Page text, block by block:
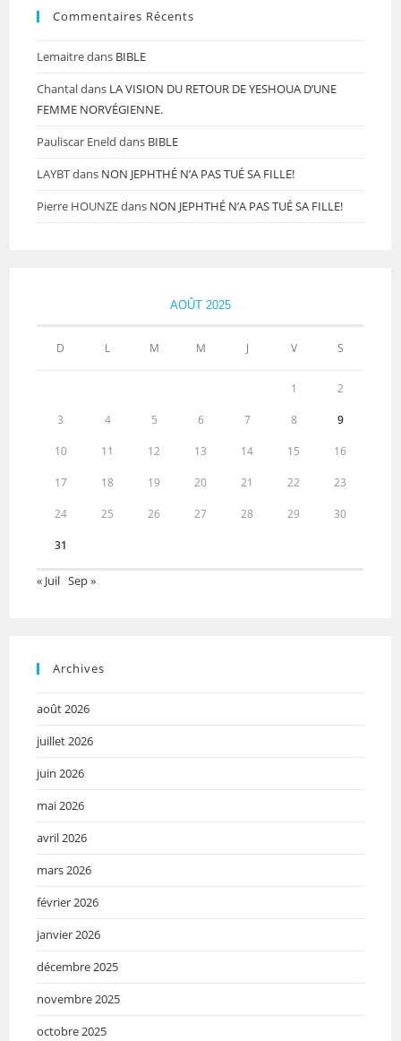
Commentaires Récents
Lemaitredans BIBLE
Chantaldans LA VISION DU RETOUR DE YESHOUA D’UNE
FEMME NORVÉGIENNE.
Pauliscar Eneld dans BIBLE
LAYBTdans NON JEPHTHÉ N’A PAS TUÉ SA FILLE!
Pierre HOUNZEdans NON JEPHTHÉ N’A PAS TUÉ SA FILLE!
AOÛT 2025
D L M M J V S
1 2
3 4 5 6 7 8 9
10 11 12 13 14 15 16
17 18 19 20 21 22 23
24 25 26 27 28 29 30
31
« Juil Sep »
Archives
août 2026
juillet 2026
juin 2026
mai 2026
avril 2026
mars 2026
février 2026
janvier 2026
décembre 2025
novembre 2025
octobre 2025